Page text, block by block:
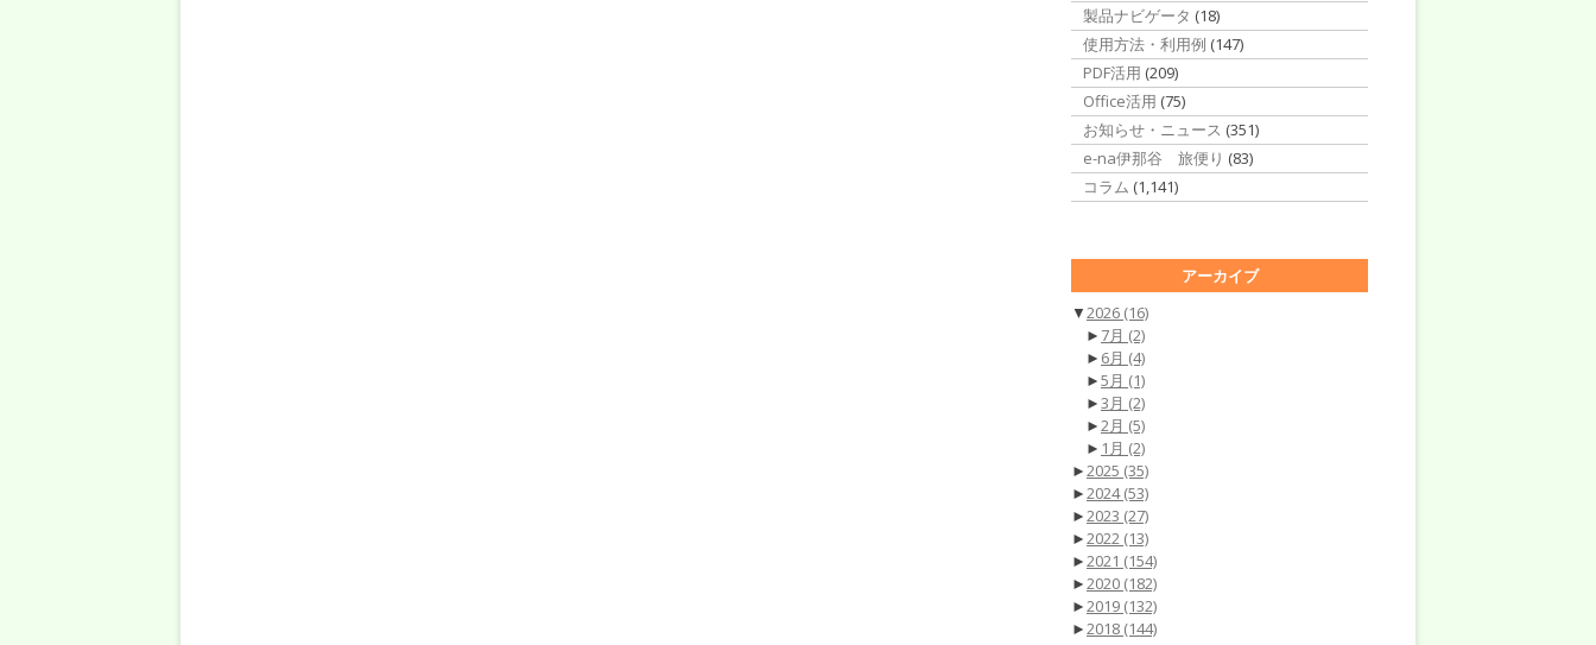
製品ナビゲータ (18)
使用方法・利用例 (147)
PDF活用 (209)
Office活用 (75)
お知らせ・ニュース (351)
e-na伊那谷 旅便り (83)
コラム (1,141)
アーカイブ
▼2026 (16)
► 7月 (2)
► 6月 (4)
►5月 (1)
►3月 (2)
►2月 (5)
► 1月 (2)
►2025 (35)
►2024(53)
►2023 (27)
►2022 (13)
►2021 (154)
►2020 (182)
►2019 (132)
►2018 (144)